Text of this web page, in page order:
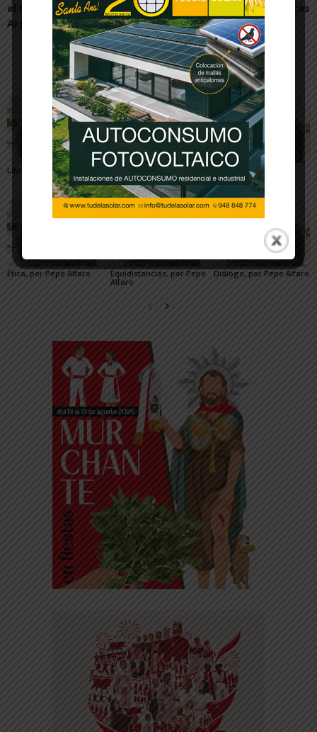
el incendio de 2022 en
Arguedas
propuestas
Artículos relacionados Más del autor
Libros, por Pepe Alfaro
Involución, por Pepe
Alfaro
Desinformación, por
Pepe Alfaro
Ética, por Pepe Alfaro
Equidistancias, por Pepe
Alfaro
Diálogo, por Pepe Alfaro